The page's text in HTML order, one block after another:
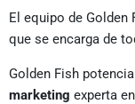
El equipo de Golden
que se encarga de
Golden Fish
marketing experta